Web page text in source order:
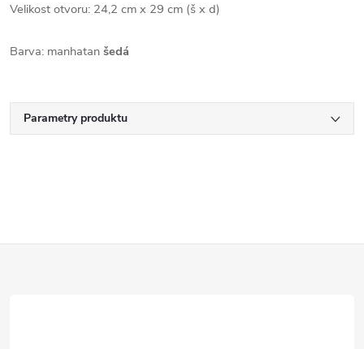
Velikost otvoru: 24,2 cm x 29 cm (š x d)
Barva: manhatan šedá
Parametry produktu